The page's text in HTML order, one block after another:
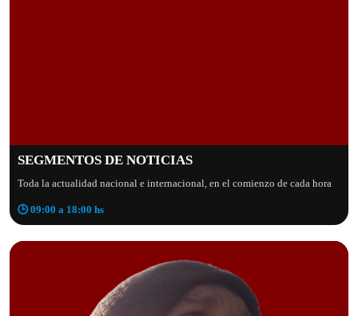
SEGMENTOS DE NOTICIAS
Toda la actualidad nacional e internacional, en el comienzo de cada hora
🕒 09:00 a 18:00 hs